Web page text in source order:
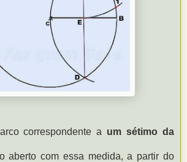
correspondente a um sétimo da
aberto com essa medida, a partir do